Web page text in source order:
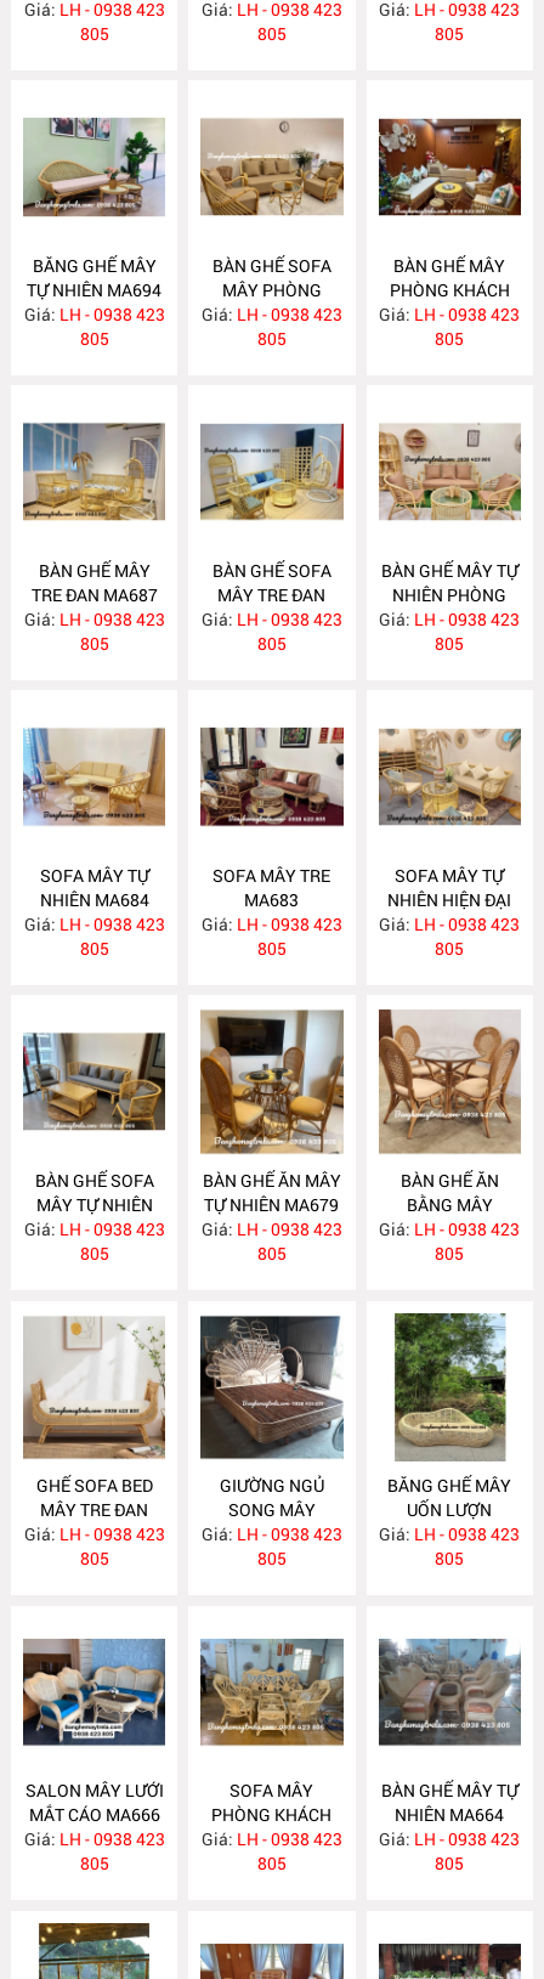
Giá: LH - 0938 423
805
KHÁCH MA697
Giá: LH - 0938 423
805
Giá: LH - 0938 423
805
BĂNG GHẾ MÂY
TỰ NHIÊN MA694
Giá: LH - 0938 423
805
BÀN GHẾ SOFA
MÂY PHÒNG
KHÁCH MA689
Giá: LH - 0938 423
805
BÀN GHẾ MÂY
PHÒNG KHÁCH
MA688
Giá: LH - 0938 423
805
BÀN GHẾ MÂY
TRE ĐAN MA687
Giá: LH - 0938 423
805
BÀN GHẾ SOFA
MÂY TRE ĐAN
MA686
Giá: LH - 0938 423
805
BÀN GHẾ MÂY TỰ
NHIÊN PHÒNG
KHÁCH MA685
Giá: LH - 0938 423
805
SOFA MÂY TỰ
NHIÊN MA684
Giá: LH - 0938 423
805
SOFA MÂY TRE
MA683
Giá: LH - 0938 423
805
SOFA MÂY TỰ
NHIÊN HIỆN ĐẠI
MA682
Giá: LH - 0938 423
805
BÀN GHẾ SOFA
MÂY TỰ NHIÊN
MA681
Giá: LH - 0938 423
805
BÀN GHẾ ĂN MÂY
TỰ NHIÊN MA679
Giá: LH - 0938 423
805
BÀN GHẾ ĂN
BẰNG MÂY
MA678
Giá: LH - 0938 423
805
GHẾ SOFA BED
MÂY TRE ĐAN
MA671
Giá: LH - 0938 423
805
GIƯỜNG NGỦ
SONG MÂY
MA670
Giá: LH - 0938 423
805
BĂNG GHẾ MÂY
UỐN LƯỢN
MA667
Giá: LH - 0938 423
805
SALON MÂY LƯỚI
MẮT CÁO MA666
Giá: LH - 0938 423
805
SOFA MÂY
PHÒNG KHÁCH
MA665
Giá: LH - 0938 423
805
BÀN GHẾ MÂY TỰ
NHIÊN MA664
Giá: LH - 0938 423
805